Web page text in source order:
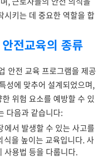
시키는 데 중요한 역할을 합
전교육의 종류
안전 교육 프로그램을 제공
성에 맞추어 설계되었으며,
위험 요소를 예방할 수 있
다음과 같습니다:
에서 발생할 수 있는 사고를
을 높이는 교육입니다. 사
사용법 등을 다룹니다.